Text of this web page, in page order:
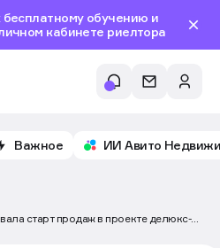
бесплатному обучению и
кабинете риелтора
Важное ИИ Авито
старт продаж в проекте делюкс-